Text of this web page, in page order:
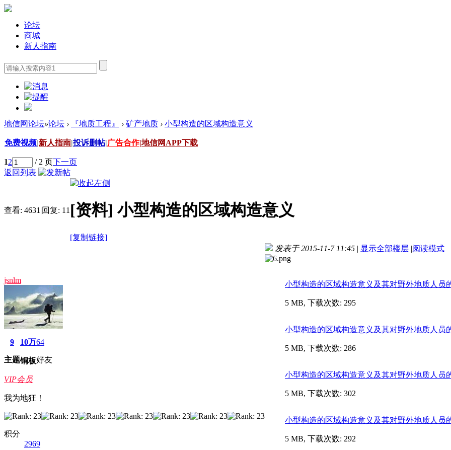
论坛
商城
新人指南
地信网论坛»论坛 › 『地质工程』 › 矿产地质 › 小型构造的区域构造意义
免费视频|新人指南|投诉删帖|广告合作|地信网APP下载
12 / 2 页下一页
返回列表
查看: 4631 |回复: 11 [资料] 小型构造的区域构造意义
[复制链接]
jsnlm
9
主题
10万
铜板
64
好友
VIP会员
我为地狂！
积分
2969
发表于 2015-11-7 11:45 | 显示全部楼层 |阅读模式
小型构造的区域构造意义及其对野外地质人员
5 MB, 下载次数: 295
小型构造的区域构造意义及其对野外地质人员
5 MB, 下载次数: 286
小型构造的区域构造意义及其对野外地质人员
5 MB, 下载次数: 302
小型构造的区域构造意义及其对野外地质人员
5 MB, 下载次数: 292